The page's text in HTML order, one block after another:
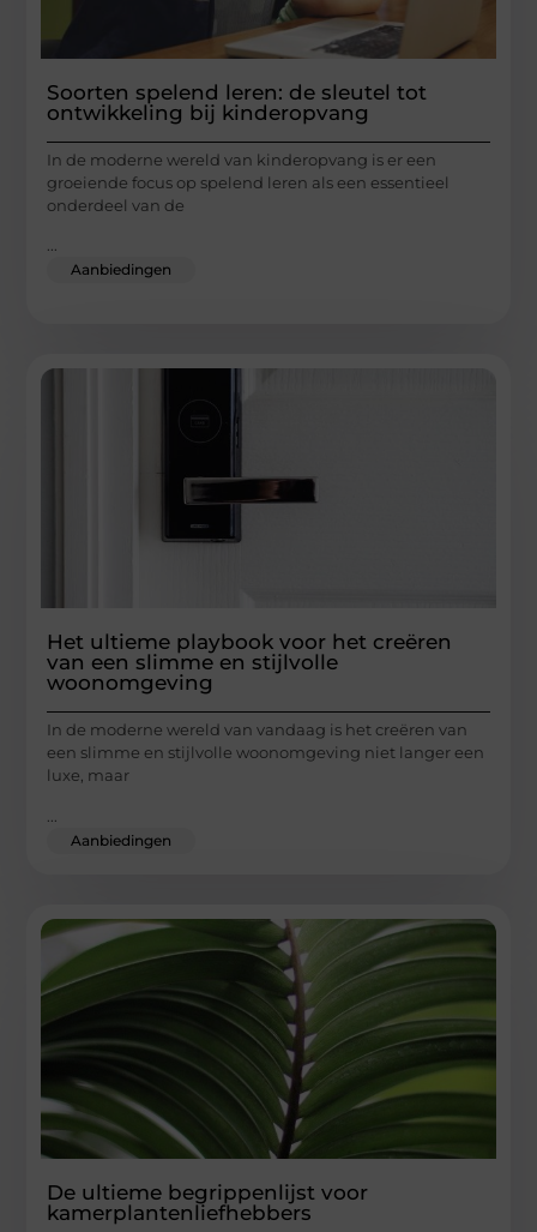
Soorten spelend leren: de sleutel tot
ontwikkeling bij kinderopvang
In de moderne wereld van kinderopvang is er een
groeiende focus op spelend leren als een essentieel
onderdeel van de
...
Aanbiedingen
Het ultieme playbook voor het creëren
van een slimme en stijlvolle
woonomgeving
In de moderne wereld van vandaag is het creëren van
een slimme en stijlvolle woonomgeving niet langer een
luxe, maar
Aanbiedingen
De ultieme begrippenlijst voor
kamerplantenliefhebbers